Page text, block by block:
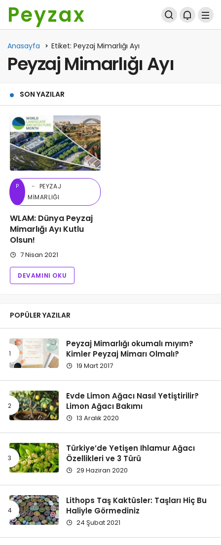
Peyzax
Anasayfa Etiket: Peyzaj Mimarlığı Ayı
Peyzaj Mimarlığı Ayı
SON YAZILAR
P
PEYZAJ
MIMARLIĞI
WLAM: Dünya Peyzaj
Mimarlığı Ayı Kutlu
Olsun!
7 Nisan 2021
DEVAMINI OKU
POPÜLER YAZILAR
Peyzaj Mimarlığı okumalı mıyım?
Kimler Peyzaj Mimarı Olmalı?
19 Mart 2017
Evde Limon Ağacı Nasıl Yetiştirilir?
Limon Ağacı Bakımı
13 Aralık 2020
Türkiye’de Yetişen Ihlamur Ağacı
Özellikleri ve 3 Türü
29 Haziran 2020
Lithops Taş Kaktüsler: Taşları Hiç Bu
Haliyle Görmediniz
24 Şubat 2021